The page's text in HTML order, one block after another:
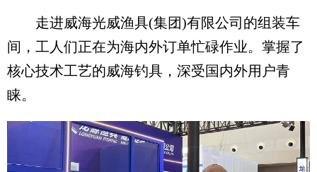
走进威海光威渔具(集团)有限公司的组装车
间，工人们正在为海内外订单忙碌作业。掌握了
核心技术工艺的威海钓具，深受国内外用户青
睐。